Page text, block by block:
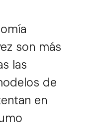
son más
las
de
en